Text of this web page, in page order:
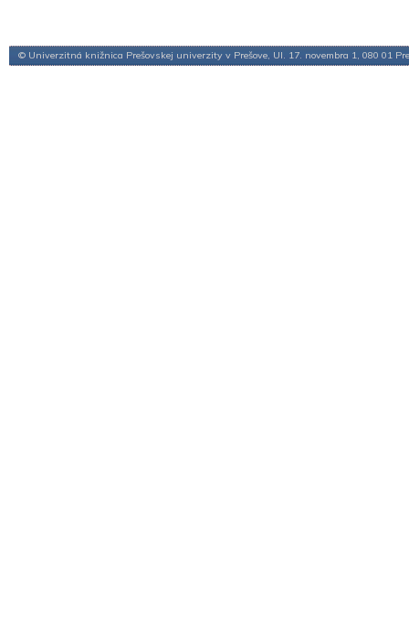
© Univerzitná knižnica Prešovskej univerzity v Prešove, Ul. 17. novembra 1, 080 01